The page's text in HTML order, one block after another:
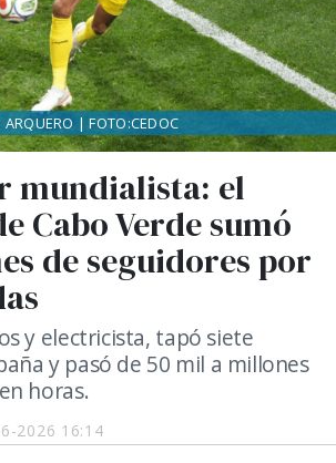
2026 16:14
mundialista: el
Cabo Verde sumó
de seguidores por
y electricista, tapó siete
y pasó de 50 mil a millones
horas.
ARQUERO | FOTO:CEDOC